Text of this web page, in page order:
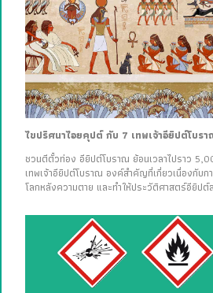
ไขปริศนาไอยคุปต์ กับ 7 เทพเจ้าอียิปต์โบร
ชวนตีตั๋วท่อง อียิปต์โบราณ ย้อนเวลาไปราว
เทพเจ้าอียิปต์โบราณ องค์สำคัญที่เกี่ยวเนื่องกับก
โลกหลังความตาย และทำให้ประวัติศาสตร์อียิปต์